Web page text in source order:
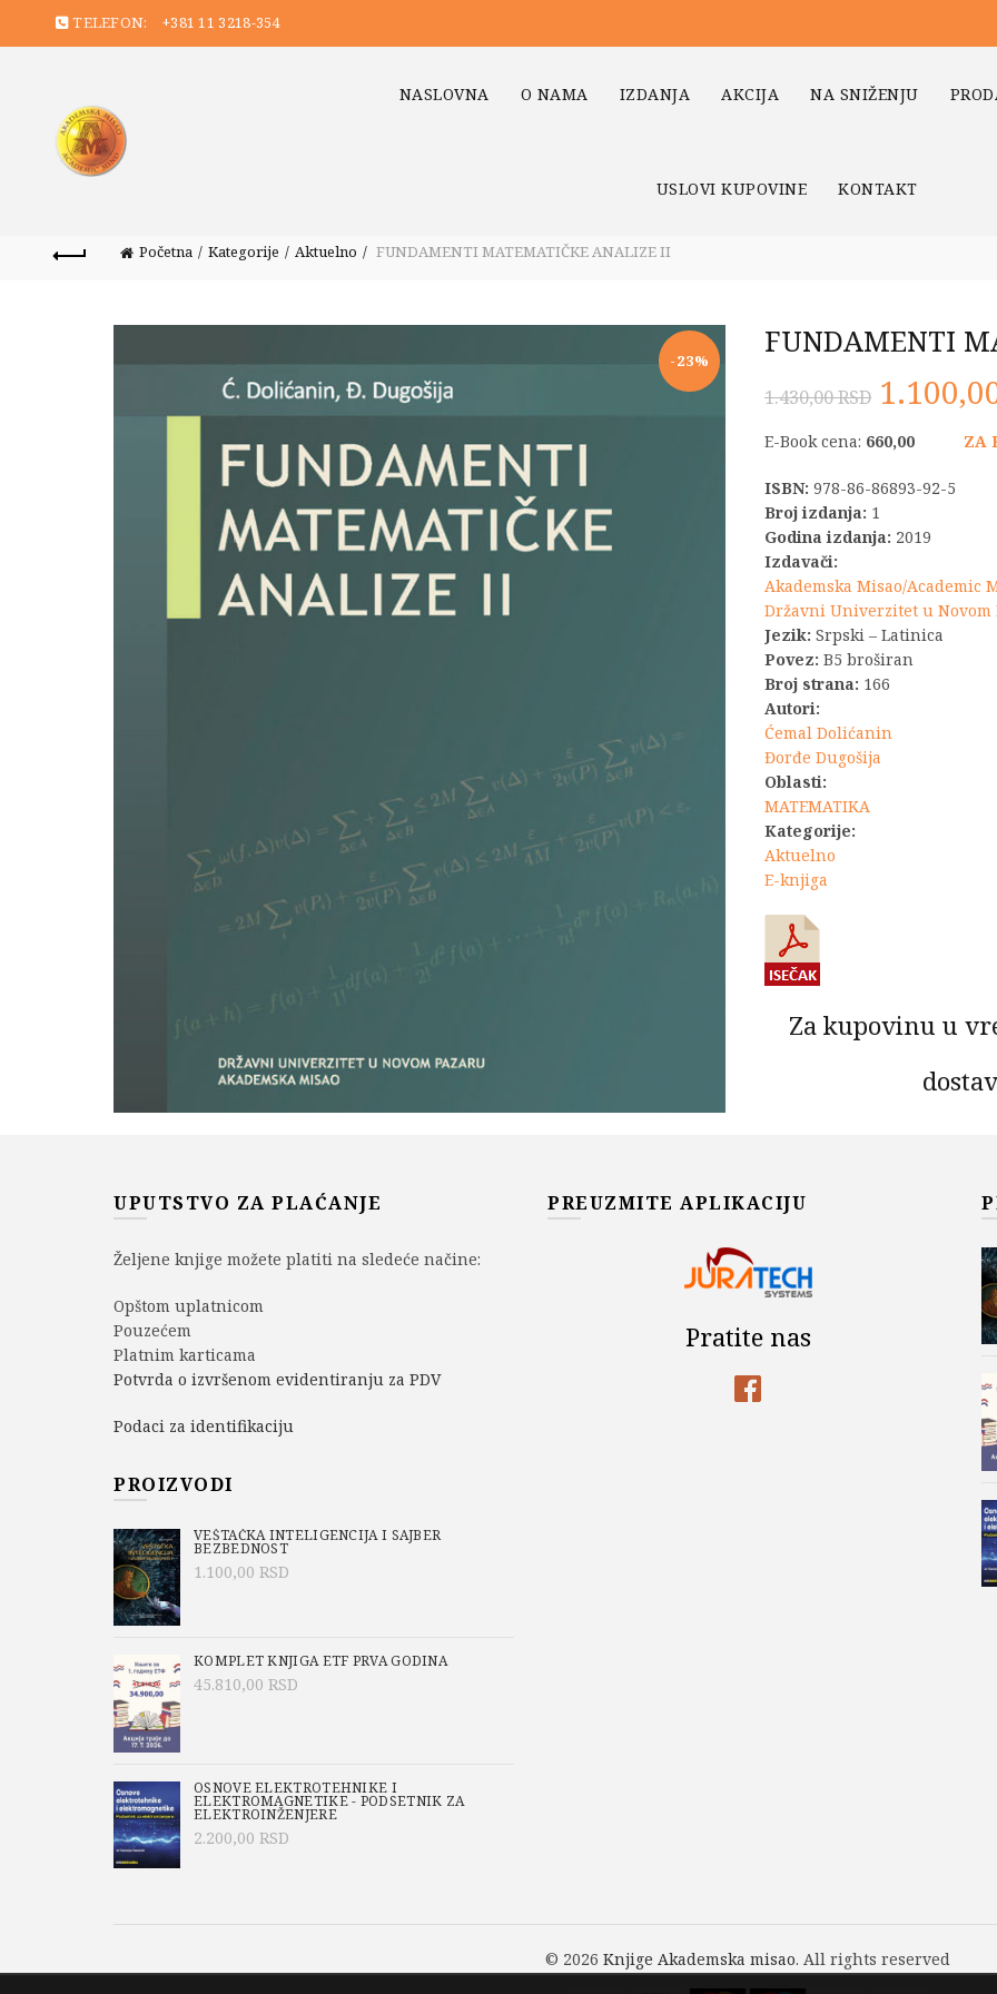
TELEFON: +381 11 3218-354
NASLOVNA O NAMA IZDANJA AKCIJA NA SNIŽENJU
USLOVI KUPOVINE KONTAKT
Početna Kategorije Aktuelno FUNDAMENTI MATEMATIČKE ANALIZE II
-23%
FUNDAMENTI
1.430,00RSD
cena
je
bila:
1.430,00
E-Book cena: 660,00 ZA
ISBN: 978-86-86893-92-5
Broj izdanja: 1
Godina izdanja: 2019
Izdavači:
Akademska Misao/Academic
Državni Univerzitet u Novom
Jezik: Srpski – Latinica
Povez: B5 broširan
Broj strana: 166
Autori:
Ćemal Dolićanin
Đorđe Dugošija
Oblasti:
MATEMATIKA
Kategorije:
Aktuelno
E-knjiga
Za kupovinu u
FUNDAMENTI
Add to wishlist
Šifra proizvoda:
978-86-
Akademska
Državni
Na sniženju
UPUTSTVO ZA PLAĆANJE
Željene knjige možete platiti na sledeće načine:
Opštom uplatnicom
Pouzećem
Platnim karticama
Potvrda o izvršenom evidentiranju za PDV
Podaci za identifikaciju
PROIZVODI
VEŠTAČKA INTELIGENCIJA I SAJBER
BEZBEDNOST
1.100,00 RSD
KOMPLET KNJIGA ETF PRVA GODINA
45.810,00 RSD
OSNOVE ELEKTROTEHNIKE I
ELEKTROMAGNETIKE - PODSETNIK ZA
ELEKTROINŽENJERE
2.200,00 RSD
PREUZMITE APLIKACIJU
Pratite nas
© 2026 Knjige Akademska misao. All rights reserved